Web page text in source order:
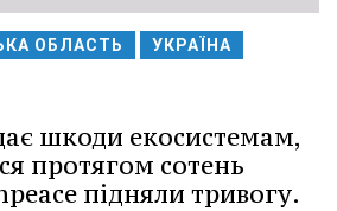
ОБЛАСТЬ УКРАЇНА
шкоди екосистемам,
протягом сотень
підняли тривогу.